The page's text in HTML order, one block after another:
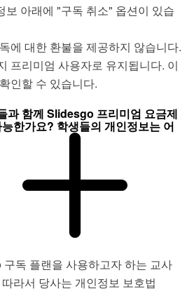
보 아래에 "구독 취소" 옵션이 있습
에 대한 환불을 제공하지 않습니다.
프리미엄 사용자로 유지됩니다. 이
인할 수 있습니다.
과 함께 Slidesgo 프리미엄 요금제
한가요? 학생들의 개인정보는 어
독 플랜을 사용하고자 하는 교사
라서 당사는 개인정보 보호법